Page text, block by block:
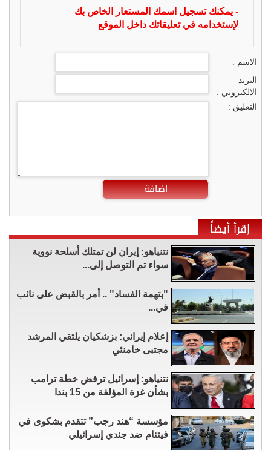
- يمكنك تسجيل اسمك المستعار الخاص بك
لإستخدامه في تعليقاتك داخل الموقع
الاسم :
البريد
الالكتروني :
التعليق :
اضافة
إقرأ أيضاً
نتنياهو: إيران لن تمتلك أسلحة نووية
سواء تم التوصل إلى...
"بتهمة الفساد" .. أمر بالقبض على نائب
في...
إعلام إيراني: بزشكيان يلتقي المرشد
مجتبى خامنئي
نتنياهو: إسرائيل ترفض خطة ترامب
بشأن غزة المؤلفة من 15 بندا
مؤسسة “هند رجب” تتقدم بشكوى في
فيتنام ضد جندي إسرائيلي